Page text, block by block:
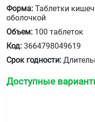
Форма: Таблетки
оболочкой
Объем: 100 таблеток
Код: 3664798049619
Срок годности:
Доступные